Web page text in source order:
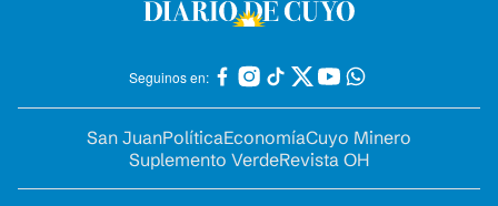
Seguinos en:
San JuanPolíticaEconomíaCuyo Minero
Suplemento VerdeRevista OH